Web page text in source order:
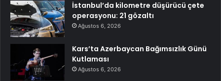
İstanbul’da kilometre düşürücü çete
operasyonu: 21 gözaltı
Ağustos 6, 2026
Kars’ta Azerbaycan Bağımsızlık Günü
Kutlaması
Ağustos 6, 2026